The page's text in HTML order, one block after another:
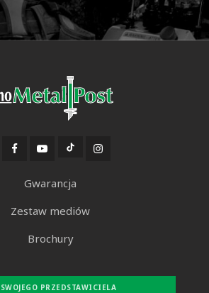
Gwarancja
Zestaw mediów
Brochury
PRZEDSTAWICIELA